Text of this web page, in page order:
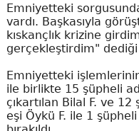
Emniyetteki
vardı. Başkasıyla
kıskançlık krizine
gerçekleştirdim"
Emniyetteki
ile birlikte 15 şüpheli
çıkartılan Bilal F. ve
eşi Öykü F. ile 1